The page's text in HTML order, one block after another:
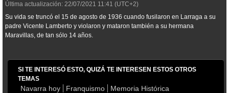
Última actualización: 22/07/2021 11:41 (UTC+2)
Su vida se truncó el 15 de agosto de 1936 cuando fusilaron en Larraga a su
padre Vicente Lamberto y violaron y mataron también a su hermana
Maravillas, de tan sólo 14 años.
SI TE INTERESÓ ESTO, QUIZÁ TE INTERESEN ESTOS OTROS
TEMAS
Navarra hoy Franquismo Memoria Histórica